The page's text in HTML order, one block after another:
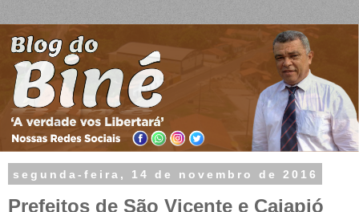
segunda-feira, 14 de novembro de 2016
Prefeitos de São Vicente e Cajapió